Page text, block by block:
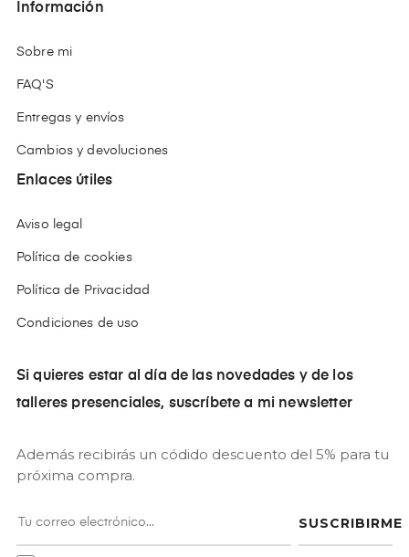
Información
Sobre mi
FAQ'S
Entregas y envíos
Cambios y devoluciones
Enlaces útiles
Aviso legal
Política de cookies
Política de Privacidad
Condiciones de uso
Si quieres estar al día de las novedades y de los
talleres presenciales, suscríbete a mi newsletter
Además recibirás un códido descuento del 5% para tu
próxima compra.
SUSCRIBIRME